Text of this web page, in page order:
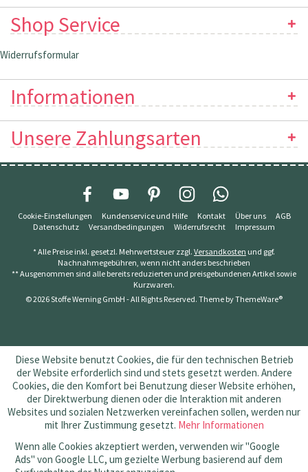
Shop Service
Widerrufsformular
Informationen
Unsere Zahlungsarten
Cookie-Einstellungen Kundenservice und Hilfe Kontakt Über uns
AGB
Datenschutz
Versandbedingungen Widerrufsrecht Impressum
* Alle Preise inkl. gesetzl. Mehrwertsteuer zzgl. Versandkosten und ggf.
Nachnahmegebühren, wenn nicht anders beschrieben
** Ausgenommen sind alle bereits reduzierten und preisgebundenen Artikel sowie
Kurzwaren.
© 2026 Stoffe Werning GmbH - All Rights Reserved. Theme byThemeWare®
Diese Website benutzt Cookies, die für den technischen Betrieb
der Website erforderlich sind und stets gesetzt werden. Andere
Cookies, die den Komfort bei Benutzung dieser Website erhöhen,
der Direktwerbung dienen oder die Interaktion mit anderen
Websites und sozialen Netzwerken vereinfachen sollen, werden nur
mit Ihrer Zustimmung gesetzt. Mehr Informationen
Wenn alle Cookies akzeptiert werden, verwenden wir "Google
Ads" von Google LLC, um gezielte Werbung basierend auf dem